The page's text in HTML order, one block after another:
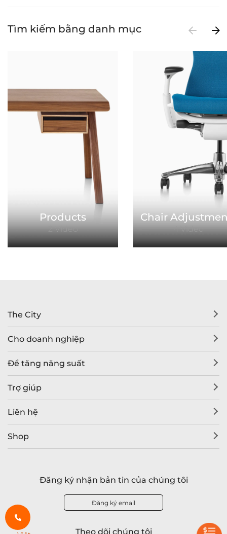
Tìm kiếm bằng danh mục
Products
2 Video
Chair
4 Video
The City
Cho doanh nghiệp
Để tăng năng suất
Trợ giúp
Liên hệ
Shop
Đăng ký nhận bản tin của chúng tôi
Đăng ký email
Theo dõi chúng tôi